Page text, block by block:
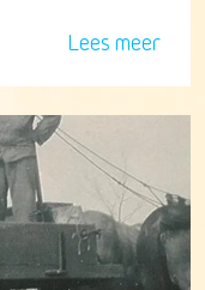
Lees meer